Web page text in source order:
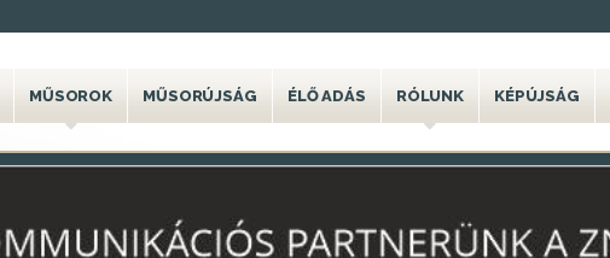
MŰSOROK MŰSORÚJSÁG ÉLŐ ADÁS RÓLUNK KÉPÚJSÁG